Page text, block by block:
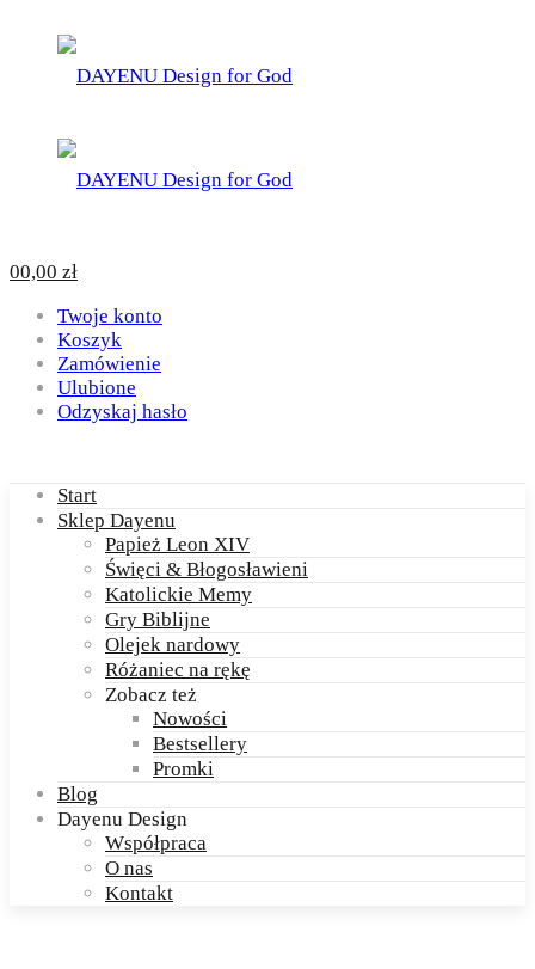
00,00 zł
Twoje konto
Koszyk
Zamówienie
Ulubione
Odzyskaj hasło
Start
Sklep Dayenu
Papież Leon XIV
Święci & Błogosławieni
Katolickie Memy
Gry Biblijne
Olejek nardowy
Różaniec na rękę
Zobacz też
Nowości
Bestsellery
Promki
Blog
Dayenu Design
Współpraca
O nas
Kontakt